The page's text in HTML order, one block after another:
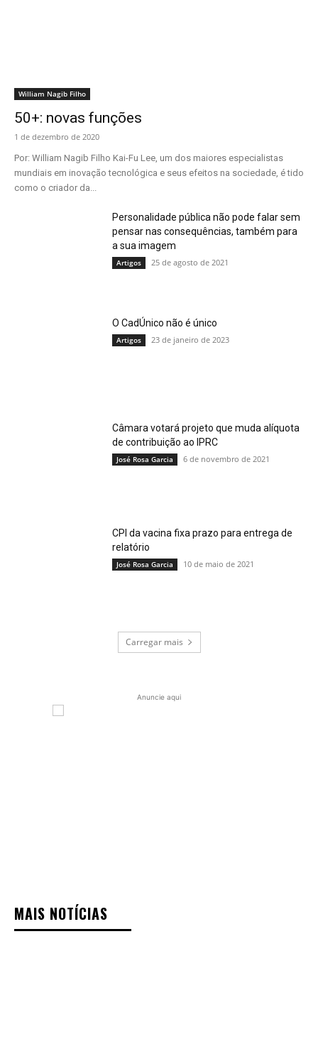
William Nagib Filho
50+: novas funções
1 de dezembro de 2020
Por: William Nagib Filho Kai-Fu Lee, um dos maiores especialistas
mundiais em inovação tecnológica e seus efeitos na sociedade, é tido
como o criador da...
Personalidade pública não pode falar sem
pensar nas consequências, também para
a sua imagem
Artigos 25 de agosto de 2021
O CadÚnico não é único
Artigos 23 de janeiro de 2023
Câmara votará projeto que muda alíquota
de contribuição ao IPRC
José Rosa Garcia 6 de novembro de 2021
CPI da vacina fixa prazo para entrega de
relatório
José Rosa Garcia 10 de maio de 2021
Carregar mais
Anuncie aqui
MAIS NOTÍCIAS